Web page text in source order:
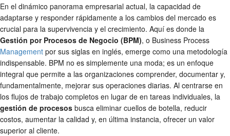
En el dinámico panorama empresarial actual, la capacidad de
adaptarse y responder rápidamente a los cambios del mercado es
crucial para la supervivencia y el crecimiento. Aquí es donde la
Gestión por Procesos de Negocio (BPM), o Business Process
Management por sus siglas en inglés, emerge como una metodología
indispensable. BPM no es simplemente una moda; es un enfoque
integral que permite a las organizaciones comprender, documentar y,
fundamentalmente, mejorar sus operaciones diarias. Al centrarse en
los flujos de trabajo completos en lugar de en tareas individuales, la
gestión de procesos busca eliminar cuellos de botella, reducir
costos, aumentar la calidad y, en última instancia, ofrecer un valor
superior al cliente.